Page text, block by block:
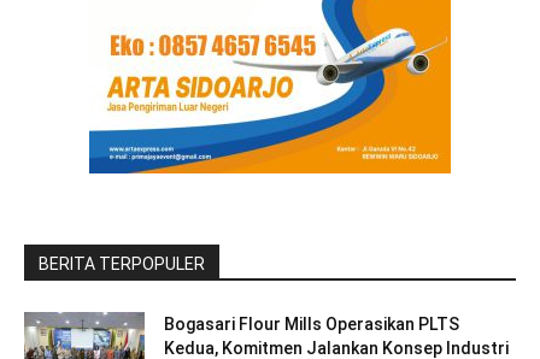
BERITA TERPOPULER
Bogasari Flour Mills Operasikan PLTS
Kedua, Komitmen Jalankan Konsep Industri